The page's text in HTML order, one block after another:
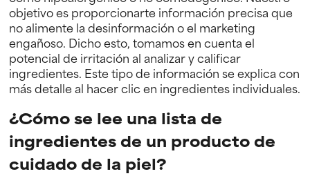
objetivo es proporcionarte información precisa que
no alimente la desinformación o el marketing
engañoso. Dicho esto, tomamos en cuenta el
potencial de irritación al analizar y calificar
ingredientes. Este tipo de información se explica con
más detalle al hacer clic en ingredientes individuales.
¿Cómo se lee una lista de
ingredientes de un producto de
cuidado de la piel?